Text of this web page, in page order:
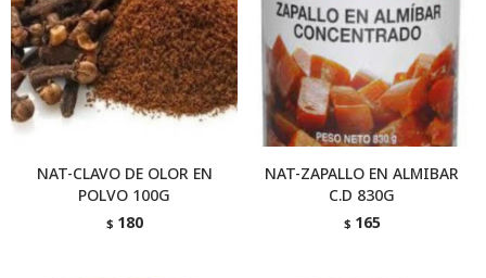
NAT-CLAVO DE OLOR EN
POLVO 100G
$ 180
NAT-ZAPALLO EN ALMIBAR
C.D 830G
$ 165